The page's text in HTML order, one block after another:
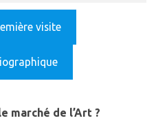
visite
marché de l’Art ?